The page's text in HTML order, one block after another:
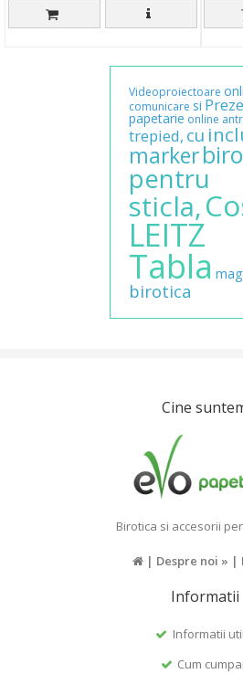
Videoproiectoare
comunicare si
papetarie online
trepied, cu
marker
pentru
sticla,
LEITZ
Tabla
birotica
Cine
Birotica si accesorii
| Despre noi » |
Informatii
Informatii
Cum